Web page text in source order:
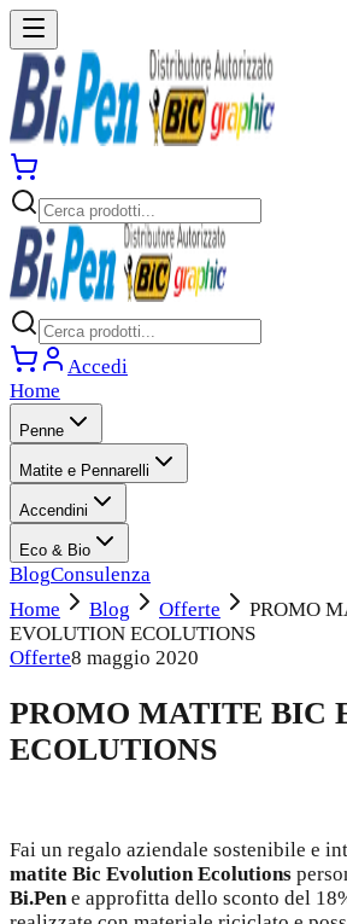
Accedi
Home
Penne
Matite e Pennarelli
Accendini
Eco & Bio
BlogConsulenza
Home
Blog Offerte
PROMO
EVOLUTION ECOLUTIONS
Offerte8 maggio 2020
PROMO MATITE BIC
ECOLUTIONS
Fai un regalo aziendale sostenibile e
matite Bic Evolution Ecolutions
Bi.Pene approfitta dello sconto del